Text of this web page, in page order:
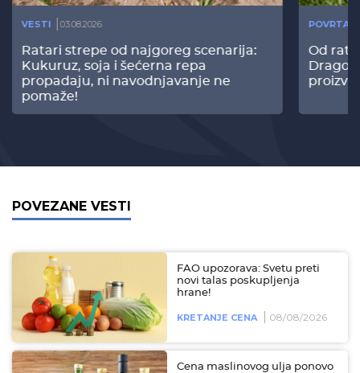
VESTI 03.08.2026
Ratari strepe od najgoreg scenarija:
Kukuruz, soja i šećerna repa
propadaju, ni navodnjavanje ne
pomaže!
Od
POVEZANE VESTI
FAO upozorava: Svetu preti
novi talas poskupljenja
hrane!
KRETANJE CENA 08/08/2026
Cena maslinovog ulja ponovo